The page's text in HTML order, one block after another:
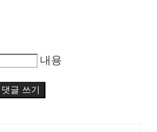
내용
댓글 쓰기